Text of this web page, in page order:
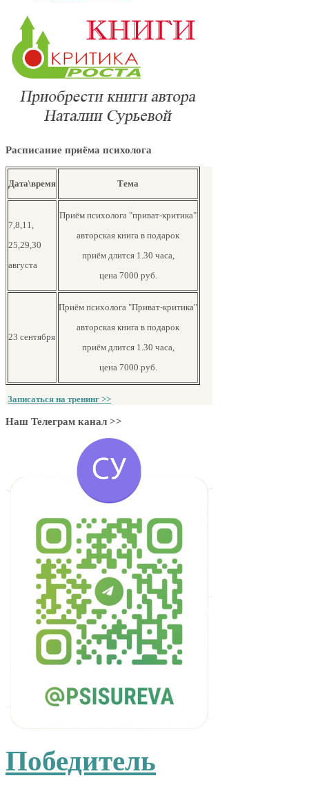
Расписание приёма психолога
Дата\время Тема
7,8,11,
25,29,30
августа
Приём психолога "приват-критика"
авторская книга в подарок
приём длится 1.30 часа,
цена 7000 руб.
23 сентября
Приём психолога "Приват-критика"
авторская книга в подарок
приём длится 1.30 часа,
цена 7000 руб.
Записаться на тренинг >>
Наш Телеграм канал >>
Победитель